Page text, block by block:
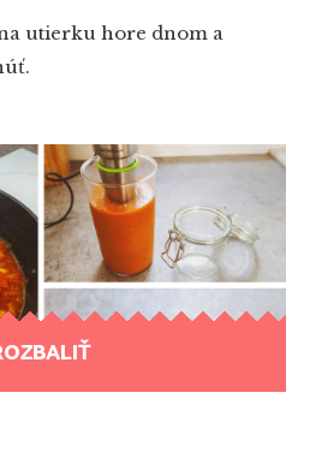
utierku hore dnom a